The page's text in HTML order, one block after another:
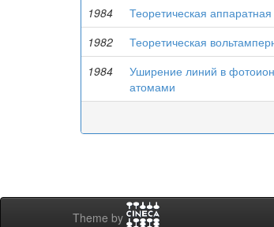
1984
Теоретическая
1982
Теоретическая
1984
Уширение линий в
атомами
Theme by